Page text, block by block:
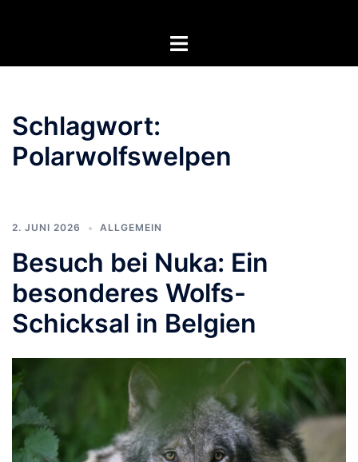
Menü
Schlagwort:
Polarwolfswelpen
2. JUNI 2026 ALLGEMEIN
Besuch bei Nuka: Ein
besonderes Wolfs-
Schicksal in Belgien